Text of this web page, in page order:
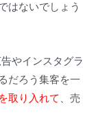
はないでしょう
やインスタグラ
だろう集客を一
取り入れて 、売